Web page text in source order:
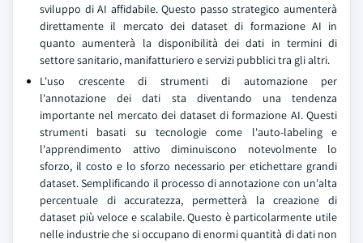
sviluppo di AI affidabile. Questo passo strategico aumenterà
direttamente il mercato dei dataset di formazione AI in
quanto aumenterà la disponibilità dei dati in termini di
settore sanitario, manifatturiero e servizi pubblici tra gli altri.
L'uso crescente di strumenti di automazione per
l'annotazione dei dati sta diventando una tendenza
importante nel mercato dei dataset di formazione AI. Questi
strumenti basati su tecnologie come l'auto-labeling e
l'apprendimento attivo diminuiscono notevolmente lo
sforzo, il costo e lo sforzo necessario per etichettare grandi
dataset. Semplificando il processo di annotazione con un'alta
percentuale di accuratezza, permetterà la creazione di
dataset più veloce e scalabile. Questo è particolarmente utile
nelle industrie che si occupano di enormi quantità di dati non